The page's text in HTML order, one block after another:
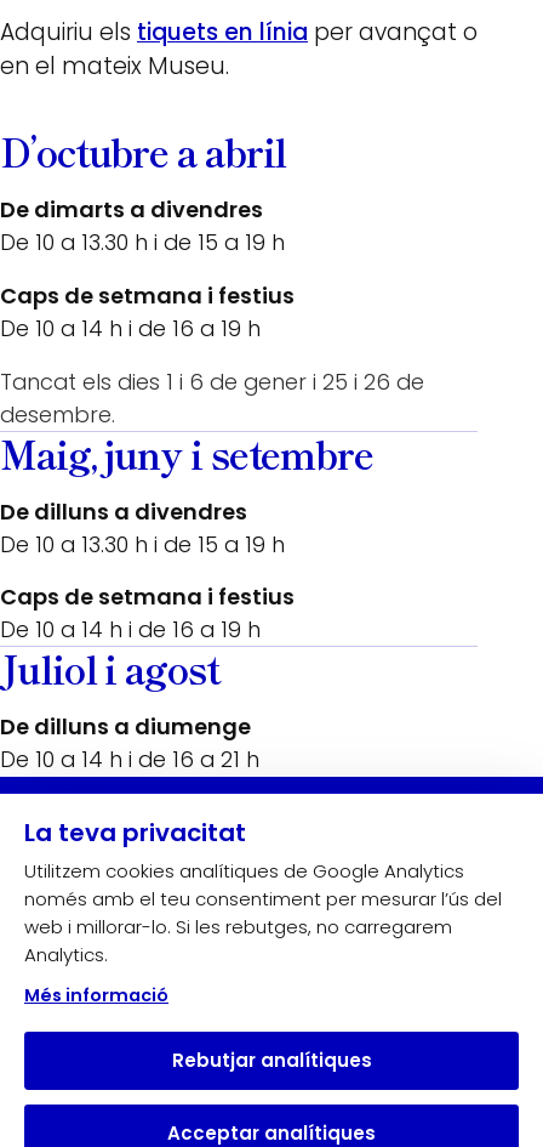
Adquiriu els tiquets en línia per avançat o
en el mateix Museu.
D’octubre a abril
De dimarts a divendres
De 10 a 13.30 h i de 15 a 19 h
Caps de setmana i festius
De 10 a 14 h i de 16 a 19 h
Tancat els dies 1 i 6 de gener i 25 i 26 de
desembre.
Maig, juny i setembre
De dilluns a divendres
De 10 a 13.30 h i de 15 a 19 h
Caps de setmana i festius
De 10 a 14 h i de 16 a 19 h
Juliol i agost
De dilluns a diumenge
De 10 a 14 h i de 16 a 21 h
La teva privacitat
Utilitzem cookies analítiques de Google Analytics
només amb el teu consentiment per mesurar l’ús del
web i millorar-lo. Si les rebutges, no carregarem
Analytics.
Més informació
Rebutjar analítiques
Acceptar analítiques